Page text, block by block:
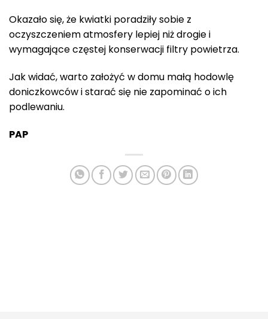
Okazało się, że kwiatki poradziły sobie z
oczyszczeniem atmosfery lepiej niż drogie i
wymagające częstej konserwacji filtry powietrza.
Jak widać, warto założyć w domu małą hodowlę
doniczkowców i starać się nie zapominać o ich
podlewaniu.
PAP